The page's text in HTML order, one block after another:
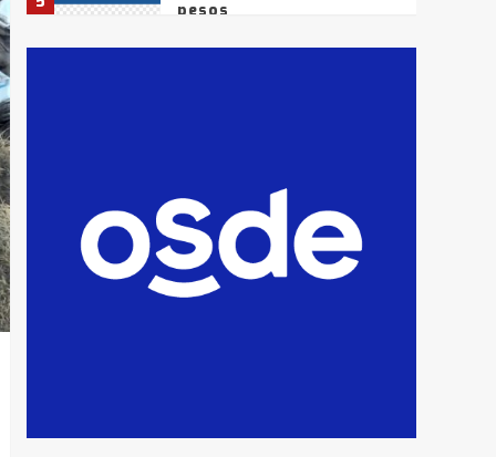
pesos
La Bolsa de Cereales de
que intentaron evadir a
la Policía fueron
detenidos por
comercialización de
drogas en la tarde del
sábado